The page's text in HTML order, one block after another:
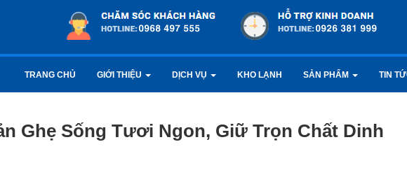
TRANG CHỦ GIỚI THIỆU DỊCH VỤ KHO LẠNH SẢN PHẨM TIN
Ghẹ Sống Tươi Ngon, Giữ Trọn Chất Dinh